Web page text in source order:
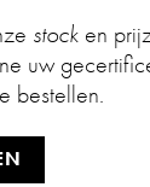
stock en
uw
bestellen.